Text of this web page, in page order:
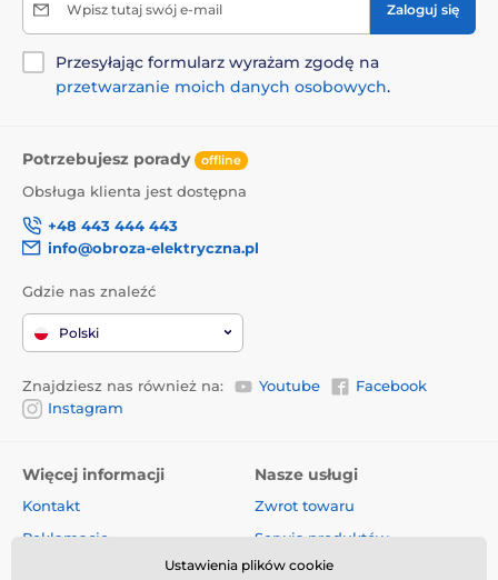
Wpisz tutaj swój e-mail Zaloguj się
Przesyłając formularz wyrażam zgodę na
przetwarzanie moich danych osobowych.
Potrzebujesz porady offline
Obsługa klienta jest dostępna
+48 443 444 443
info@obroza-elektryczna.pl
Gdzie nas znaleźć
Polski
Znajdziesz nas również na: Youtube
Facebook
Instagram
Więcej informacji
Kontakt
Reklamacje
Nasze usługi
Zwrot towaru
Serwis produktów
Komis
Ustawienia plików cookie